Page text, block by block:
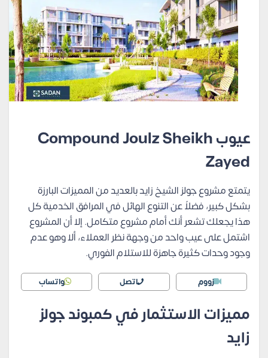
عيوب Compound Joulz Sheikh
Zayed
يتمتع مشروع جولز الشيخ زايد بالعديد من المميزات البارزة
بشكل كبير، فضلاً عن التنوع الهائل في المرافق الخدمية كل
هذا يجعلك تشعر أنك أمام مشروع متكامل. إلا أن المشروع
اشتمل على عيب واحد من وجهة نظر العملاء، ألا وهو عدم
وجود وحدات كثيرة جاهزة للاستلام الفوري.
زووم اتصل واتساب
مميزات الاستثمار في كمبوند جولز
زايد